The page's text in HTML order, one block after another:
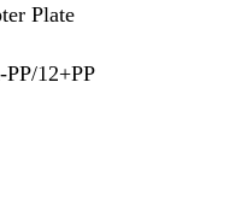
Plate
12+PP